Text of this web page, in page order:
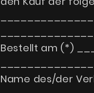
Bestellt am (*)
Name des/der